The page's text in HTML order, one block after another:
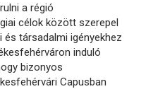
a régió
célok között szerepel
társadalmi igényekhez
induló
bizonyos
Capusban